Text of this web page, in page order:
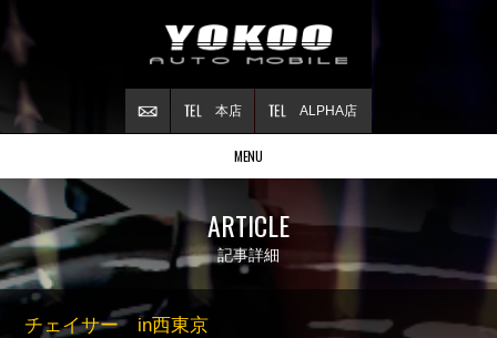
ALPHA店
本店
MENU
Stock list
在庫情報
Contract
ご成約情報
About NSX
NSXについて
ARTICLE
記事詳細
チェイサー in西東京